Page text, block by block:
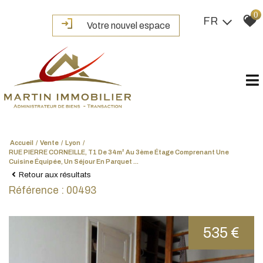
Votre nouvel espace FR
0
Accueil Vente
Lyon
RUE PIERRE CORNEILLE, T1 De 34m² Au 3ème Étage Comprenant Une
Cuisine Équipée, Un Séjour En Parquet ...
Retour aux résultats
Référence : 00493
535 €